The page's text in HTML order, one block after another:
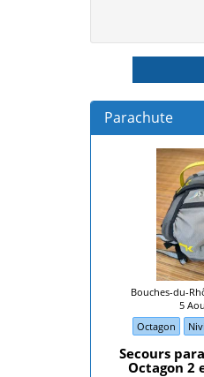
Parachute
Bouches-du-
5
Octagon
Secours
Octagon 2